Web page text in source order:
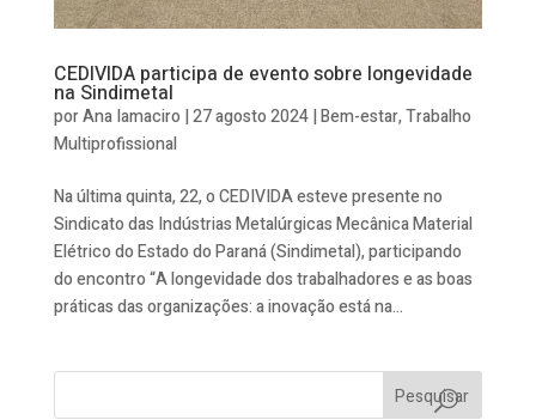
CEDIVIDA participa de evento sobre longevidade
na Sindimetal
porAna Iamaciro |27 agosto 2024|Bem-estar,Trabalho
Multiprofissional
Na última quinta, 22, o CEDIVIDA esteve presente no
Sindicato das Indústrias Metalúrgicas Mecânica Material
Elétrico do Estado do Paraná (Sindimetal), participando
do encontro “A longevidade dos trabalhadores e as boas
práticas das organizações: a inovação está na...
Pesquisar